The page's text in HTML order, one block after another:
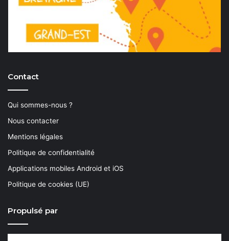
Contact
Qui sommes-nous ?
Nous contacter
Mentions légales
Politique de confidentialité
Applications mobiles Android et iOS
Politique de cookies (UE)
Propulsé par